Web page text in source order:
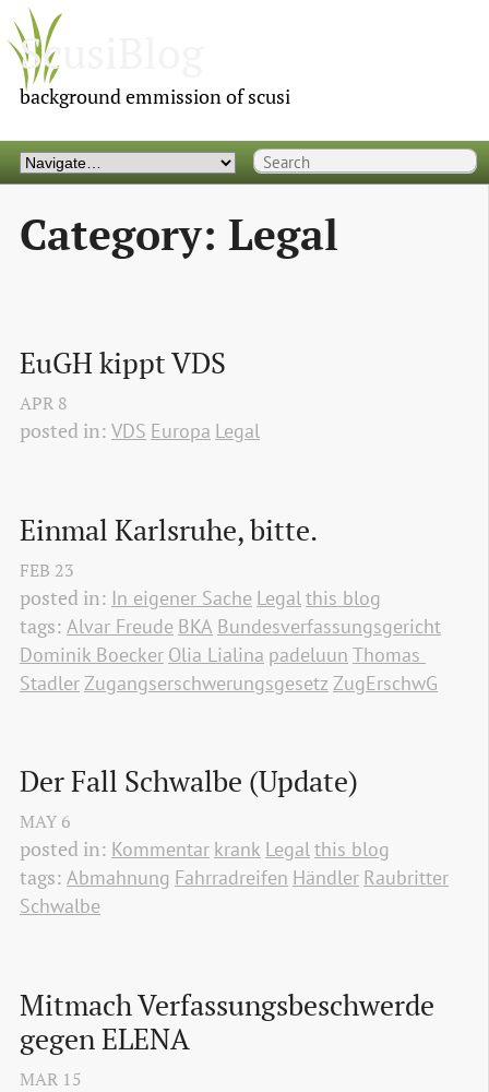
ScusiBlog
background emmission of scusi
Category: Legal
EuGH kippt VDS
APR 8
posted in: VDS Europa Legal
Einmal Karlsruhe, bitte.
FEB 23
posted in: In eigener Sache Legal this blog
tags: Alvar Freude BKA Bundesverfassungsgericht
Dominik Boecker Olia Lialina padeluun Thomas
StadlerZugangserschwerungsgesetz ZugErschwG
Der Fall Schwalbe (Update)
MAY 6
posted in: Kommentar krank Legalthis blog
tags: Abmahnung Fahrradreifen Händler Raubritter
Schwalbe
Mitmach Verfassungsbeschwerde
gegen ELENA
MAR 15